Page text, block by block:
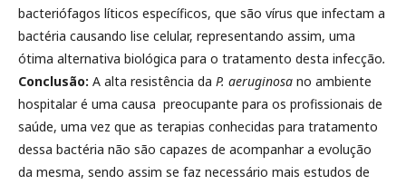
bacteriófagos líticos específicos, que são vírus que infectam a
bactéria causando lise celular, representando assim, uma
ótima alternativa biológica para o tratamento desta infecção.
Conclusão: A alta resistência da P. aeruginosa no ambiente
hospitalar é uma causa preocupante para os profissionais de
saúde, uma vez que as terapias conhecidas para tratamento
dessa bactéria não são capazes de acompanhar a evolução
da mesma, sendo assim se faz necessário mais estudos de